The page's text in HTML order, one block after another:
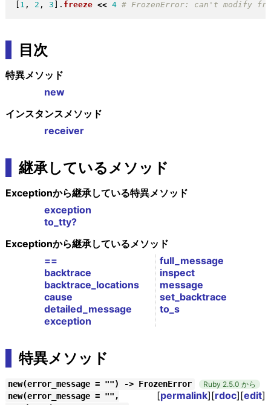
1 , 2 , 3 . freeze << 4
目次
特異メソッド
new
インスタンスメソッド
receiver
継承しているメソッド
Exceptionから継承している特異メソッド
exception
to_tty?
Exceptionから継承しているメソッド
==
backtrace
backtrace_locations
cause
detailed_message
exception
full_message
inspect
message
set_backtrace
to_s
特異メソッド
new(error_message = "") -> FrozenError Ruby 2.5.0 から
[permalink][rdoc][edit]
new(error_message = "",